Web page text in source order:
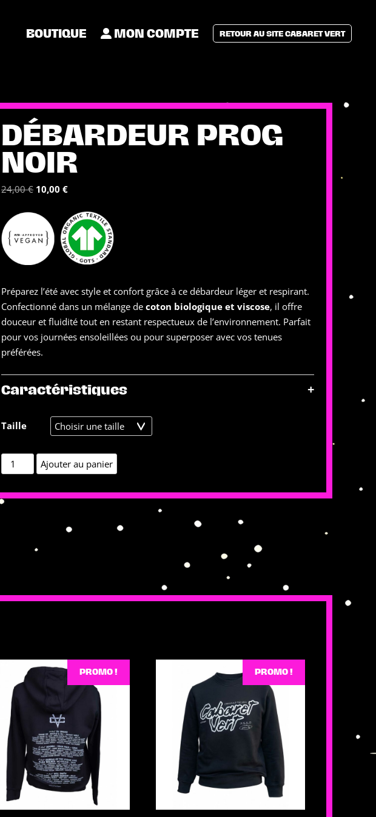
BOUTIQUE MON COMPTE RETOUR AU SITE CABARET VERT
DÉBARDEUR PROG
NOIR
24,00€ Le
initial
était :
24,00 €.
10,00 €Le
actuel
est :
10,00 €.
Préparez l’été avec style et confort grâce à ce débardeur léger et respirant.
Confectionné dans un mélange de coton biologique et viscose, il offre
douceur et fluidité tout en restant respectueux de l’environnement. Parfait
pour vos journées ensoleillées ou pour superposer avec vos tenues
préférées.
Caractéristiques +
Taille
quantité
de
Débardeur
prog
Ajouter au panier
PROMO ! PROMO !